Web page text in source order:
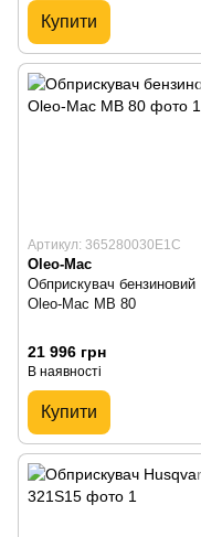
Купити
Артикул: 365280030E1C
Oleo-Mac
Обприскувач бензиновий
Oleo-Mac MB 80
21 996 грн
В наявності
Купити